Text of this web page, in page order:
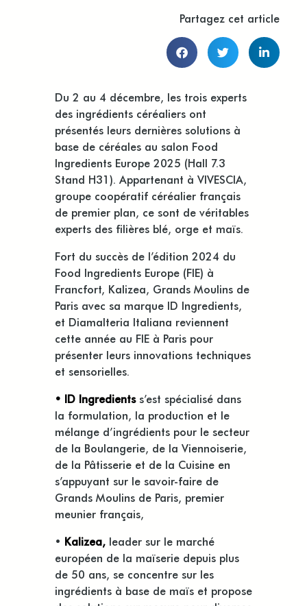
Partagez cet article
Du 2 au 4 décembre, les trois experts
des ingrédients céréaliers ont
présentés leurs dernières solutions à
base de céréales au salon Food
Ingredients Europe 2025 (Hall 7.3
Stand H31). Appartenant à VIVESCIA,
groupe coopératif céréalier français
de premier plan, ce sont de véritables
experts des filières blé, orge et maïs.
Fort du succès de l’édition 2024 du
Food Ingredients Europe (FIE) à
Francfort, Kalizea, Grands Moulins de
Paris avec sa marque ID Ingredients,
et Diamalteria Italiana reviennent
cette année au FIE à Paris pour
présenter leurs innovations techniques
et sensorielles.
• ID Ingredientss’est spécialisé dans
la formulation, la production et le
mélange d’ingrédients pour le secteur
de la Boulangerie, de la Viennoiserie,
de la Pâtisserie et de la Cuisine en
s’appuyant sur le savoir-faire de
Grands Moulins de Paris, premier
meunier français,
• Kalizea, leader sur le marché
européen de la maïserie depuis plus
de 50 ans, se concentre sur les
ingrédients à base de maïs et propose